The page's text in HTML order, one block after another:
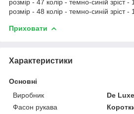
розмір - 47 колір - темно-синій зріст -
розмір - 48 колір - темно-синій зріст -
Приховати
Характеристики
Основні
Виробник
De Luxe
Фасон рукава